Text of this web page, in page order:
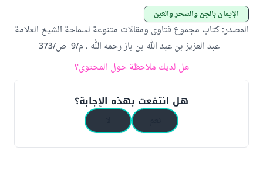
الإيمان بالجن والسحر والعين
المصدر:كتاب مجموع فتاوى ومقالات متنوعة لسماحة الشيخ العلامة
عبد العزيز بن عبد الله بن باز رحمه الله . م/9 ص/373
هل لديك ملاحظة حول المحتوى؟
هل انتفعت بهذه الإجابة؟